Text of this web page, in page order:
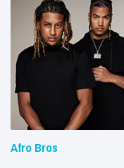
Afro Bros